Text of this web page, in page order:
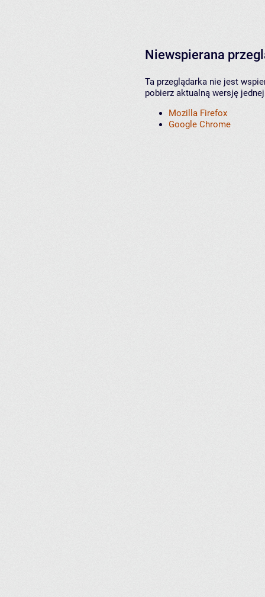
Niewspierana
Ta przeglądarka nie jest
pobierz aktualną wersję
Mozilla Firefox
Google Chrome